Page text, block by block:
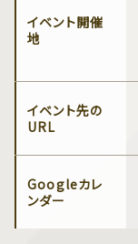
イベント開催
地
イベント先の
URL
Googleカレ
ンダー